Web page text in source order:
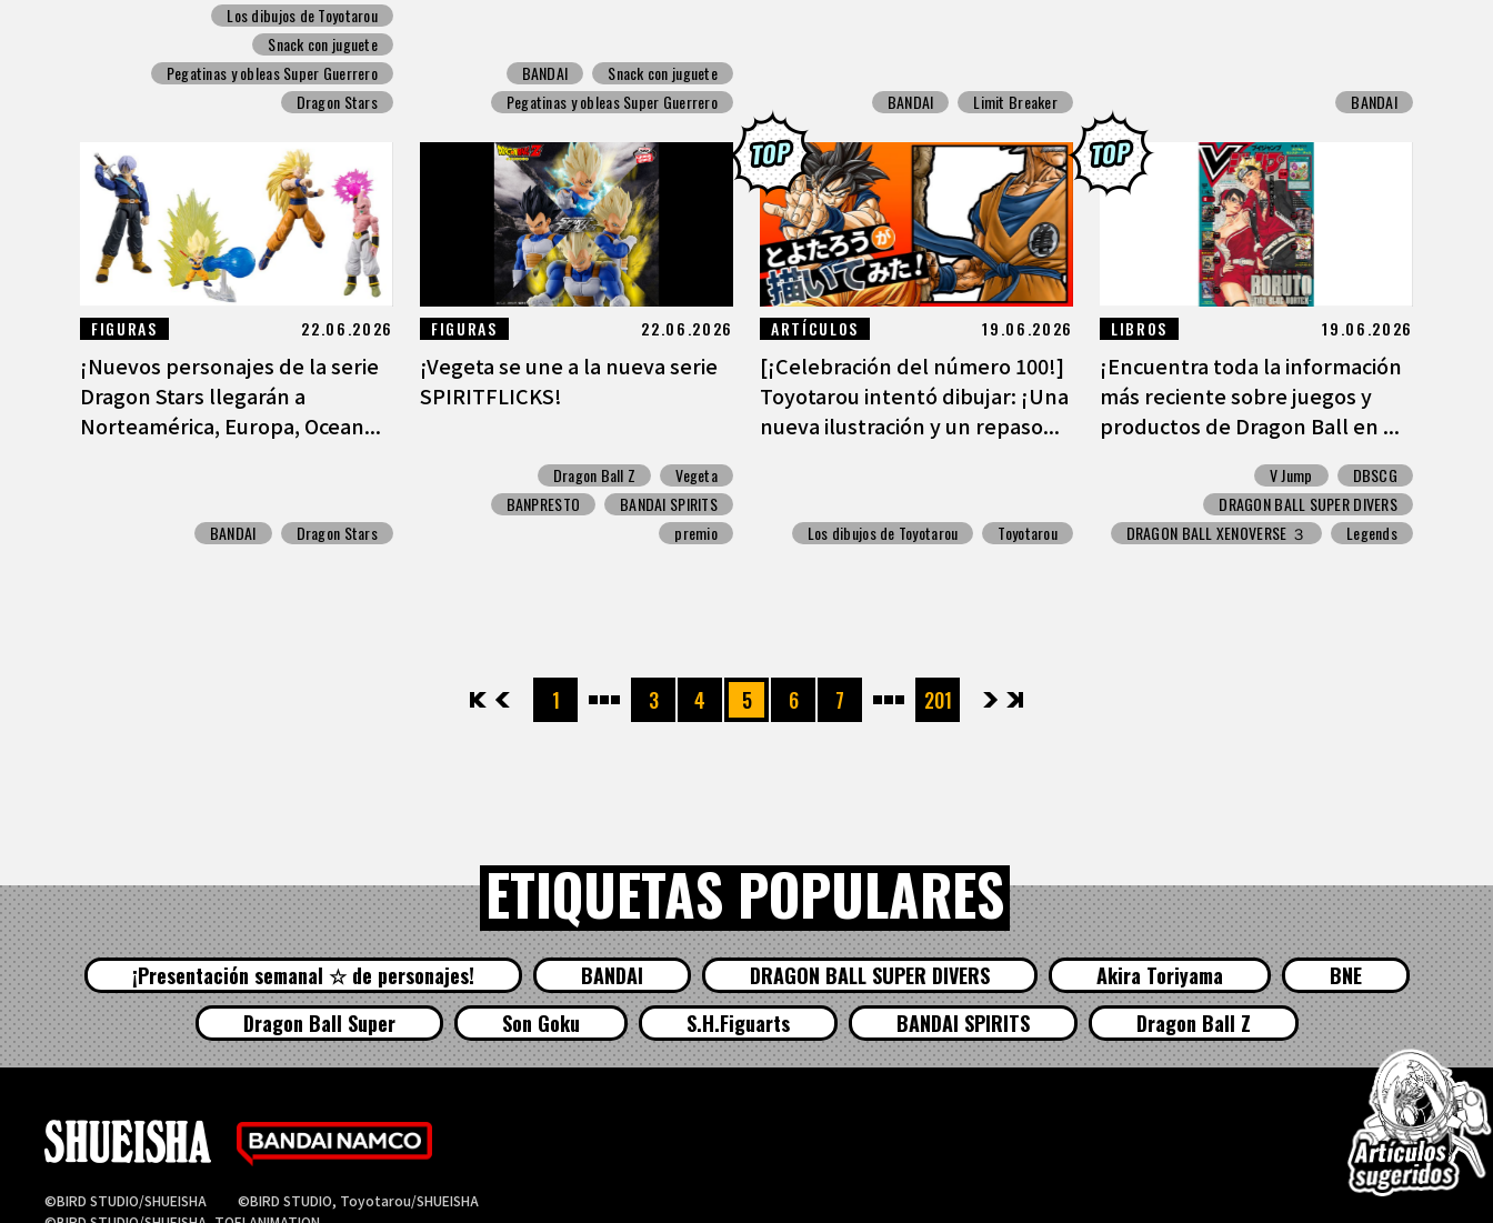
Los dibujos de Toyotarou
Snack con juguete
Pegatinas y obleas Super Guerrero
Dragon Stars
BANDAI
Snack con juguete
Pegatinas y obleas Super Guerrero
BANDAI Limit Breaker BANDAI
FIGURAS 22.06.2026
¡Nuevos personajes de la serie
Dragon Stars llegarán a
Norteamérica, Europa, Ocean...
BANDAI Dragon Stars
FIGURAS 22.06.2026
¡Vegeta se une a la nueva serie
SPIRITFLICKS!
Dragon Ball Z
Vegeta
BANPRESTO
BANDAI SPIRITS
premio
ARTÍCULOS 19.06.2026
[¡Celebración del número 100!]
Toyotarou intentó dibujar: ¡Una
nueva ilustración y un repaso...
Los dibujos de Toyotarou Toyotarou
LIBROS 19.06.2026
¡Encuentra toda la información
más reciente sobre juegos y
productos de Dragon Ball en ...
V Jump
DBSCG
DRAGON BALL SUPER DIVERS
DRAGON BALL XENOVERSE ３
Legends
先頭 1 3 4 5 6 7 201次へ 最後
ETIQUETAS POPULARES
¡Presentación semanal ☆ de personajes! BANDAI DRAGON BALL SUPER DIVERS Akira Toriyama
BNE
Dragon Ball Super
Son Goku S.H.Figuarts BANDAI SPIRITS Dragon Ball Z
©BIRD STUDIO/SHUEISHA
©BIRD STUDIO, Toyotarou/SHUEISHA